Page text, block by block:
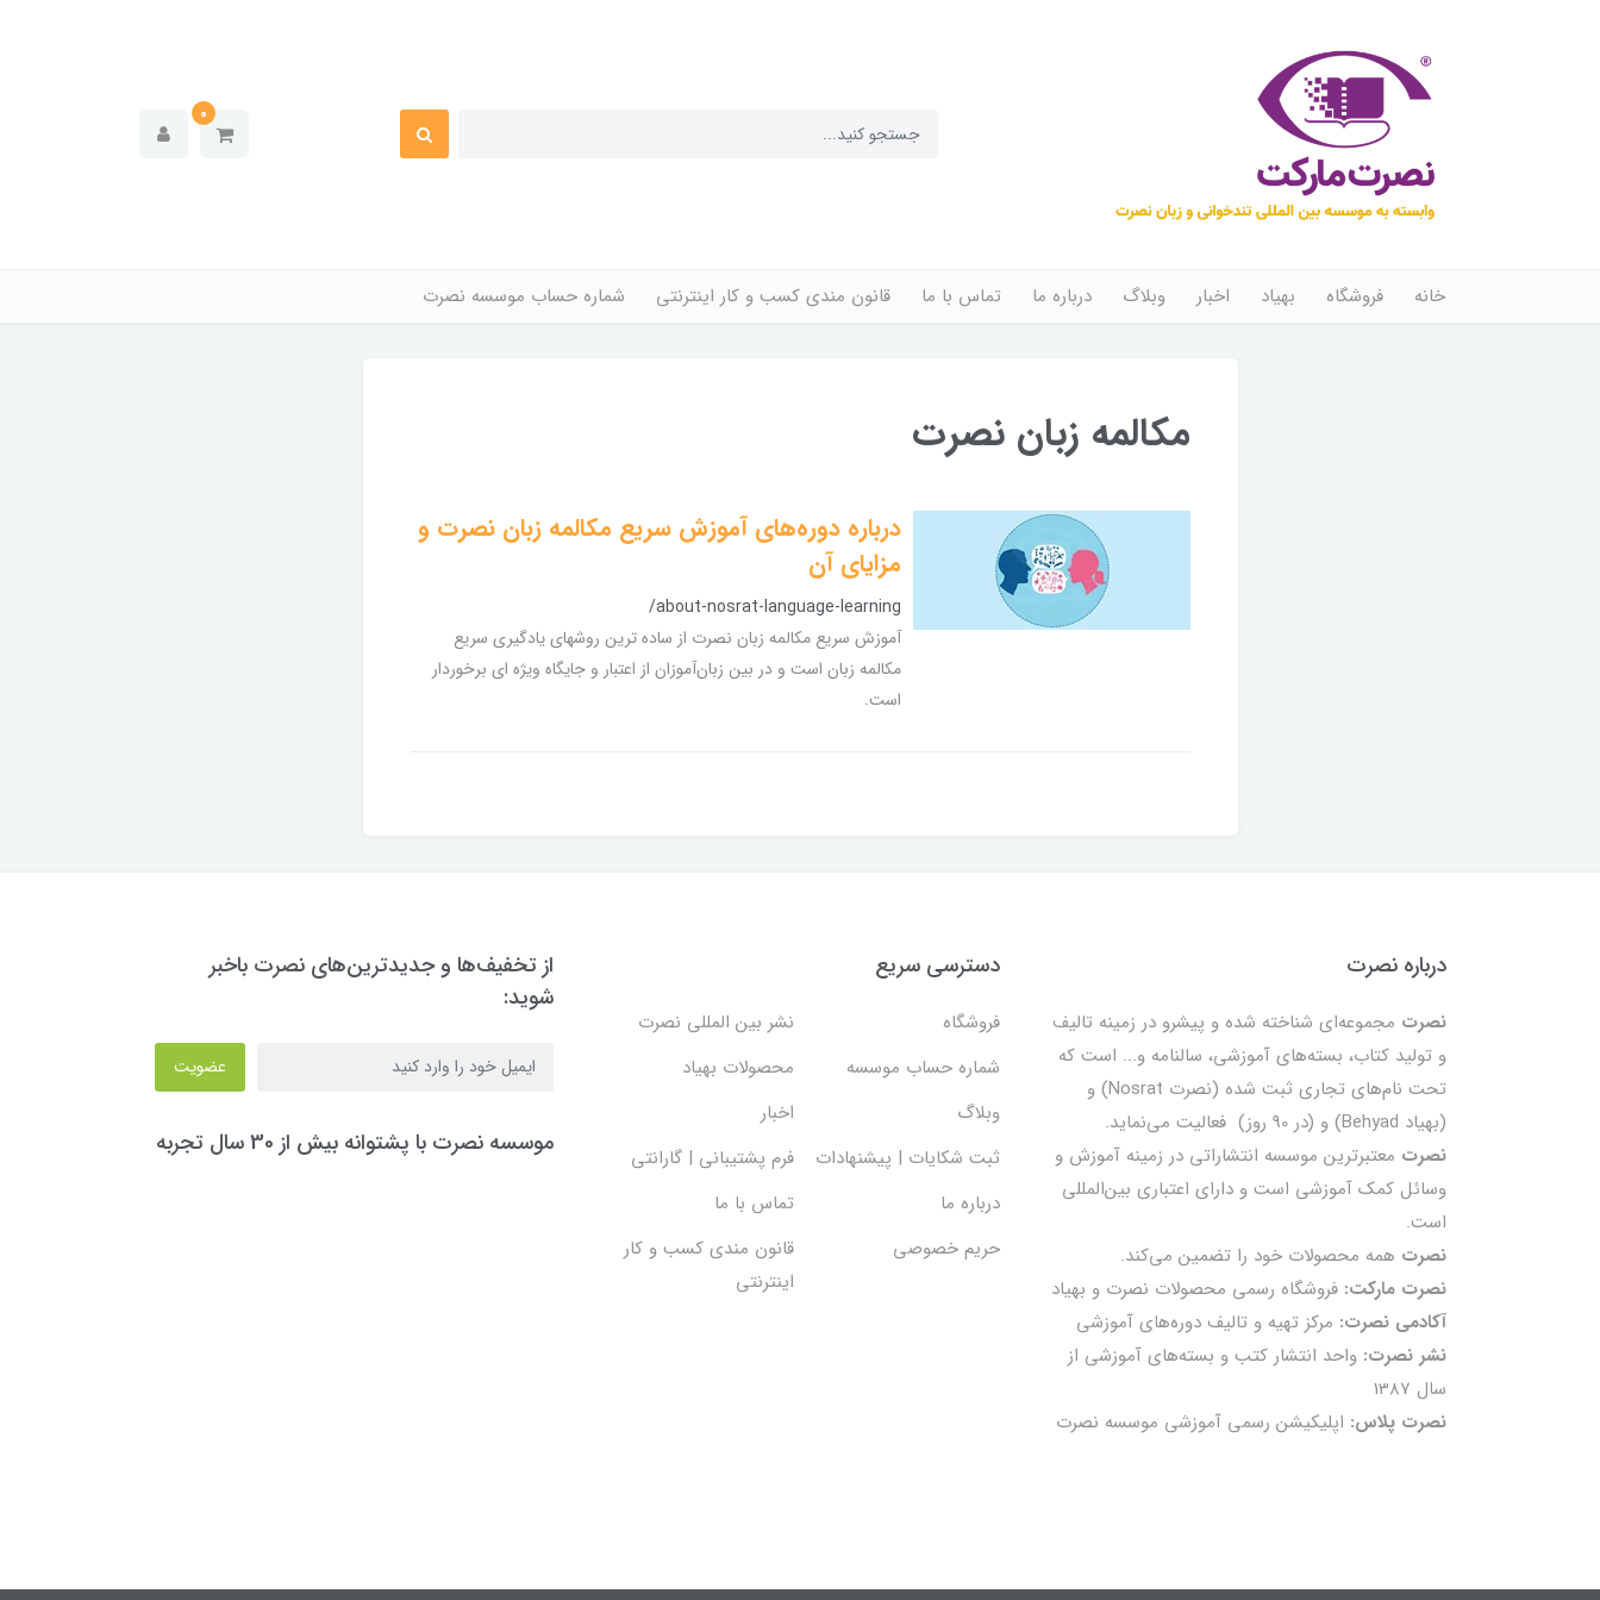
0
خانه فروشگاه بهیاد اخبار وبلاگ درباره ما تماس با ما قانون مندی کسب و کار اینترنتی شماره حساب موسسه نصرت
مکالمه زبان نصرت
درباره دوره‌های آموزش سریع مکالمه زبان نصرت و
مزایای آن
/about-nosrat-language-learning
آموزش سریع مکالمه زبان نصرت از ساده ترین روشهای یادگیری سریع
مكالمه زبان است و در بین زبان‌آموزان از اعتبار و جایگاه ویژه ای برخوردار
است.
درباره نصرت
نصرت مجموعه‌ای شناخته شده و پیشرو در زمینه تالیف
و تولید کتاب، بسته‌های آموزشی، سالنامه و... است که
تحت نام‌های تجاری ثبت شده (نصرت Nosrat) و
(بهیاد Behyad) و (در 90 روز) فعالیت می‌نماید.
نصرت معتبرترین موسسه انتشاراتی در زمینه آموزش و
وسائل کمک آموزشی است و دارای اعتباری بین‌المللی
است.
نصرت همه محصولات خود را تضمين می‌كند.
نصرت مارکت:فروشگاه رسمی محصولات نصرت و بهیاد
آکادمی نصرت: مرکز تهیه و تالیف دوره‌های آموزشی
نشر نصرت:واحد انتشار کتب و بسته‌های آموزشی از
سال 1387
نصرت پلاس: اپلیکیشن رسمی آموزشی موسسه نصرت
دسترسی سریع
فروشگاه
نشر بین المللی نصرت
شماره حساب موسسه
محصولات بهیاد
وبلاگ
اخبار
ثبت شکایات | پیشنهادات
فرم پشتیبانی | گارانتی
درباره ما
تماس با ما
حریم خصوصی
قانون مندی کسب و کار
اینترنتی
از تخفیف‌ها و جدیدترین‌های نصرت باخبر
شوید:
عضویت
موسسه نصرت با پشتوانه بیش از 30 سال تجربه